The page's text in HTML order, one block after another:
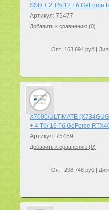
SSD + 2 Тб/ 12 Гб GeForce
Артикул: 75477
Добавить к сравнению (0)
Опт: 163 694 руб |
X7000/ULTIMATE
+ 4 Тб/ 16 Гб GeForce
Артикул: 75459
Добавить к сравнению (0)
Опт: 298 748 руб |